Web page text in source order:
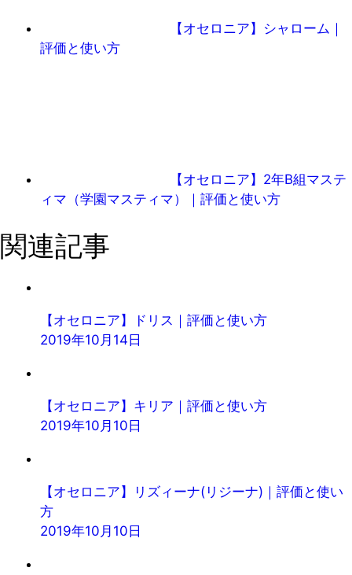
【オセロニア】シャローム｜
評価と使い方
【オセロニア】2年B組マステ
ィマ（学園マスティマ）｜評価と使い方
関連記事
【オセロニア】ドリス｜評価と使い方
2019年10月14日
【オセロニア】キリア｜評価と使い方
2019年10月10日
【オセロニア】リズィーナ(リジーナ)｜評価と使い
方
2019年10月10日